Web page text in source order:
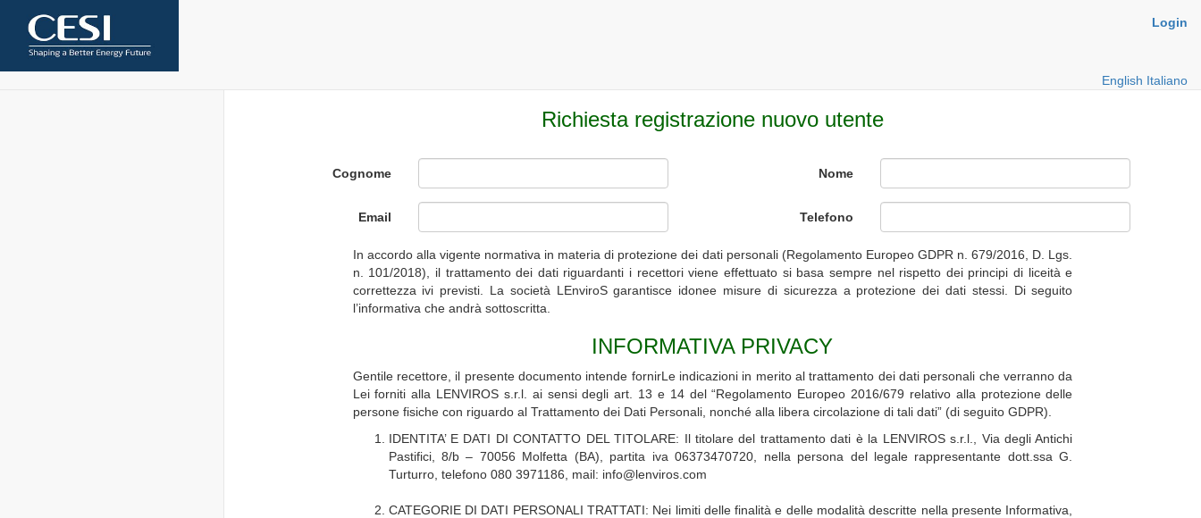
Login
English Italiano
Richiesta registrazione nuovo utente
Cognome Nome
Email Telefono
In accordo alla vigente normativa in materia di protezione dei dati personali (Regolamento Europeo GDPR n. 679/2016, D. Lgs.
n. 101/2018), il trattamento dei dati riguardanti i recettori viene effettuato si basa sempre nel rispetto dei principi di liceità e
correttezza ivi previsti. La società LEnviroS garantisce idonee misure di sicurezza a protezione dei dati stessi. Di seguito
l’informativa che andrà sottoscritta.
INFORMATIVA PRIVACY
Gentile recettore, il presente documento intende fornirLe indicazioni in merito al trattamento dei dati personali che verranno da
Lei forniti alla LENVIROS s.r.l. ai sensi degli art. 13 e 14 del “Regolamento Europeo 2016/679 relativo alla protezione delle
persone fisiche con riguardo al Trattamento dei Dati Personali, nonché alla libera circolazione di tali dati” (di seguito GDPR).
IDENTITA’ E DATI DI CONTATTO DEL TITOLARE: Il titolare del trattamento dati è la LENVIROS s.r.l., Via degli Antichi
Pastifici, 8/b – 70056 Molfetta (BA), partita iva 06373470720, nella persona del legale rappresentante dott.ssa G.
Turturro, telefono 080 3971186, mail: info@lenviros.com
CATEGORIE DI DATI PERSONALI TRATTATI: Nei limiti delle finalità e delle modalità descritte nella presente Informativa,